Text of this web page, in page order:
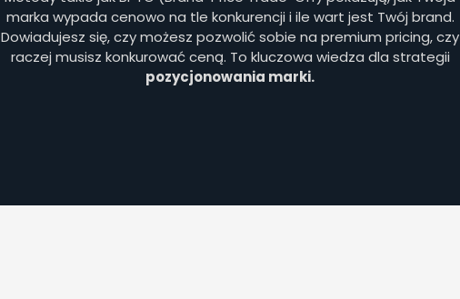
marka wypada cenowo na tle konkurencji i ile wart jest Twój brand.
Dowiadujesz się, czy możesz pozwolić sobie na premium pricing, czy
raczej musisz konkurować ceną. To kluczowa wiedza dla strategii
pozycjonowania marki.